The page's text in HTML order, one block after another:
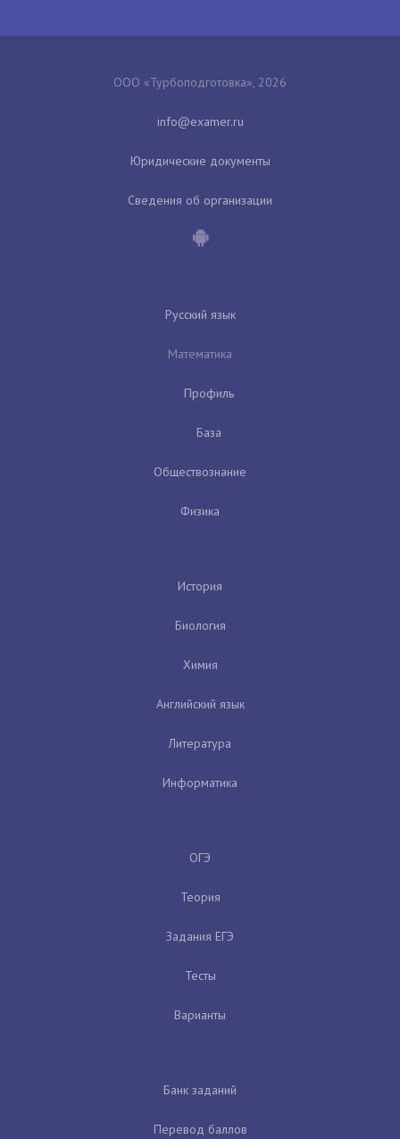
ООО «Турбоподготовка», 2026
Юридические документы
Сведения об организации
Русский язык
Математика
Профиль
База
Обществознание
Физика
История
Биология
Химия
Английский язык
Литература
Информатика
ОГЭ
Теория
Задания ЕГЭ
Тесты
Варианты
Банк заданий
Перевод баллов